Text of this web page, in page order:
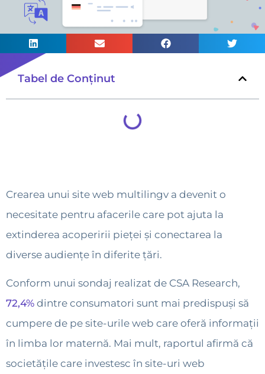
Tabel de Conținut
Crearea unui site web multilingv a devenit o
necesitate pentru afacerile care pot ajuta la
extinderea acoperirii pieței și conectarea la
diverse audiențe în diferite țări.
Conform unui sondaj realizat de CSA Research,
72,4% dintre consumatori sunt mai predispuși să
cumpere de pe site-urile web care oferă informații
în limba lor maternă. Mai mult, raportul afirmă că
societățile care investesc în site-uri web